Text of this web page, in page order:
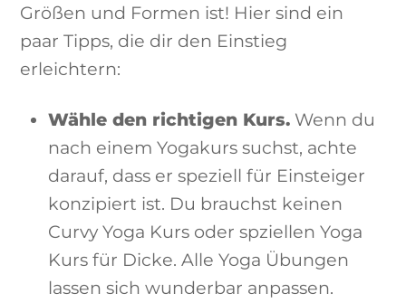
Größen und Formen ist! Hier sind ein
paar Tipps, die dir den Einstieg
erleichtern:
Wähle den richtigen Kurs. Wenn du
nach einem Yogakurs suchst, achte
darauf, dass er speziell für Einsteiger
konzipiert ist. Du brauchst keinen
Curvy Yoga Kurs oder spziellen Yoga
Kurs für Dicke. Alle Yoga Übungen
lassen sich wunderbar anpassen.